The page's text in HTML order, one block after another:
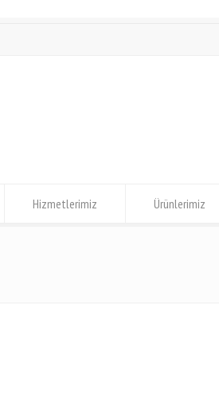
Hizmetlerimiz Ürünlerimiz